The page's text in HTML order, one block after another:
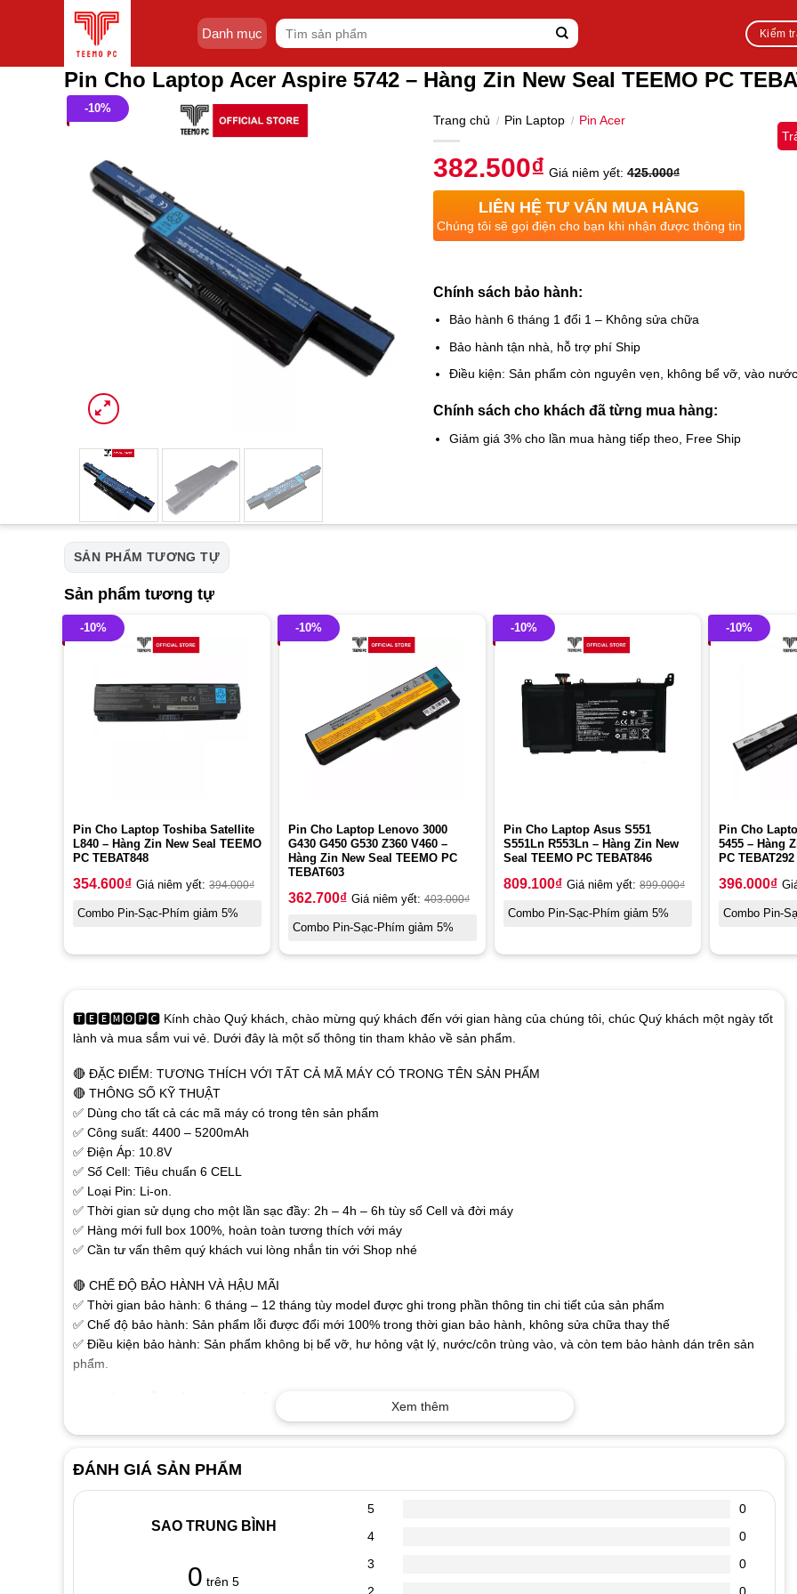
Danh mục
Tìm
kiếm:
Kiểm
Pin Cho Laptop Acer Aspire 5742 – Hàng Zin New Seal TEEMO PC
-10%
Trang chủ / Pin Laptop / Pin Acer
382.500₫ Giá niêm yết: 425.000₫
LIÊN HỆ TƯ VẤN MUA HÀNG
Chúng tôi sẽ gọi điện cho bạn khi nhận được thông tin
Chính sách bảo hành:
Bảo hành 6 tháng 1 đổi 1 – Không sửa chữa
Bảo hành tận nhà, hỗ trợ phí Ship
Điều kiện: Sản phẩm còn nguyên vẹn, không bể vỡ, vào
Chính sách cho khách đã từng mua hàng:
Giảm giá 3% cho lần mua hàng tiếp theo, Free Ship
SẢN PHẨM TƯƠNG TỰ
Sản phẩm tương tự
-10%
Pin Cho Laptop Toshiba Satellite
L840 – Hàng Zin New Seal TEEMO
PC TEBAT848
354.600₫ Giá niêm yết: 394.000₫
Combo Pin-Sạc-Phím giảm 5%
-10%
Pin Cho Laptop Lenovo 3000
G430 G450 G530 Z360 V460 –
Hàng Zin New Seal TEEMO PC
TEBAT603
362.700₫ Giá niêm yết: 403.000₫
Combo Pin-Sạc-Phím giảm 5%
-10%
Pin Cho Laptop Asus S551
S551Ln R553Ln – Hàng Zin New
Seal TEEMO PC TEBAT846
809.100₫ Giá niêm yết: 899.000₫
Combo Pin-Sạc-Phím giảm 5%
-10%
Pin Cho
5455 – Hàng
PC TEBAT292
396.000₫
Combo Pin-
🆃🅴🅴🅼🅾🅿🅲 Kính chào Quý khách, chào mừng quý khách đến với gian hàng của chúng tôi, chúc Quý khách một ngày tốt
lành và mua sắm vui vẻ. Dưới đây là một số thông tin tham khảo về sản phẩm.
🔴 ĐẶC ĐIỂM: TƯƠNG THÍCH VỚI TẤT CẢ MÃ MÁY CÓ TRONG TÊN SẢN PHẨM
🔴 THÔNG SỐ KỸ THUẬT
✅ Dùng cho tất cả các mã máy có trong tên sản phẩm
✅ Công suất: 4400 – 5200mAh
✅ Điện Áp: 10.8V
✅ Số Cell: Tiêu chuẩn 6 CELL
✅ Loại Pin: Li-on.
✅ Thời gian sử dụng cho một lần sạc đầy: 2h – 4h – 6h tùy số Cell và đời máy
✅ Hàng mới full box 100%, hoàn toàn tương thích với máy
✅ Cần tư vấn thêm quý khách vui lòng nhắn tin với Shop nhé
🔴 CHẾ ĐỘ BẢO HÀNH VÀ HẬU MÃI
✅ Thời gian bảo hành: 6 tháng – 12 tháng tùy model được ghi trong phần thông tin chi tiết của sản phẩm
✅ Chế độ bảo hành: Sản phẩm lỗi được đổi mới 100% trong thời gian bảo hành, không sửa chữa thay thế
✅ Điều kiện bảo hành: Sản phẩm không bị bể vỡ, hư hỏng vật lý, nước/côn trùng vào, và còn tem bảo hành dán trên sản
phẩm.
🔴 HƯỚNG DẪN SỬ DỤNG VÀ BẢO QUẢN PIN LAPTOP
✅Pin laptop là bộ phận của máy, có tuổi thọ ngắn và rất dễ hỏng, nên người dùng cần phải biết cách sử dụng và bảo quản
phù hợp. Sau mỗi lần sử dụng (sạc xả) dung lượng của pin sẽ giảm dần. Để có thể dùng pin một cách tối ưu và mang lại độ
bền cao nhất chúng ta cần sử dụng như sau:
✅ Đối với pin mới mua cần sạc 8 đến 10 tiếng, sau đó rút sạc ra dùng máy, cho đến khi pin báo còn khoảng 10%-15% rồi lại
sạc lại. Nên thực hiện liên tuc như vậy trong 3 lần đầu.
✅ Đối với các lần dùng tiếp theo, Khi dùng pin còn 10%-15%, hãy cắm sạc pin. Vì tuổi thọ của Pin laptop được tính theo số
lần dùng (sạc xả) ví dụ nhà cung cấp quy định pin laptop của bạn có 500 lần dùng (sạc xả), 1 ngày các bạn sử dụng máy
tính cứ pin giảm còn 60,70,80% dung lượng lại cắm sạc pin, thực hiện nhiều lần như vậy, sẽ làm giảm số lần dùng (sạc xả)
xuống, dẫn đến pin bi chai nhanh, làm tuổi thọ pin laptop của bạn bị hạn chế rất nhiều. Lưu ý tuyệt đối không sử dụng pin
Xem thêm
ĐÁNH GIÁ SẢN PHẨM
SAO TRUNG BÌNH
0 trên 5
5
0
4
0
3
0
2
0